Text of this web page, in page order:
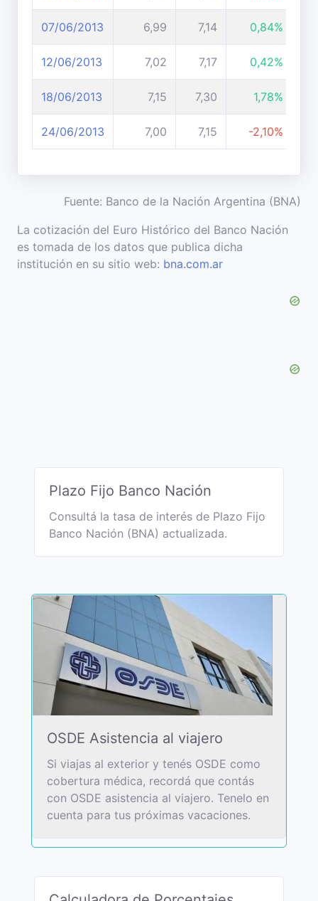
07/06/2013 6,99 7,14 0,84%
12/06/2013 7,02 7,17 0,42%
18/06/2013 7,15 7,30 1,78%
24/06/2013 7,00 7,15 -2,10%
Fuente: Banco de la Nación Argentina (BNA)
La cotización del Euro Histórico del Banco Nación
es tomada de los datos que publica dicha
institución en su sitio web: bna.com.ar
Plazo Fijo Banco Nación
Consultá la tasa de interés de Plazo Fijo
Banco Nación (BNA) actualizada.
OSDE Asistencia al viajero
Si viajas al exterior y tenés OSDE como
cobertura médica, recordá que contás
con OSDE asistencia al viajero. Tenelo en
cuenta para tus próximas vacaciones.